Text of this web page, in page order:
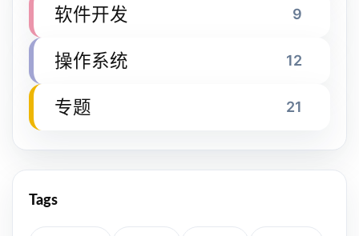
软件开发 9
操作系统 12
专题 21
Tags